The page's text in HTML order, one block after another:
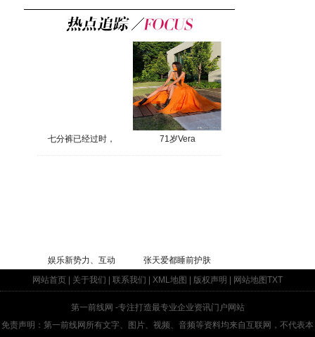
七分裤已经过时， 71岁Vera
娱乐新势力、互动
张天爱都睡前护肤
网站首页
关于我们 联系我们 XML地图 版权声明 网站地图TXT
第一前线网 -专注打造最专业企业资讯门户网站
免责声明：第一前线网所有文字、图片、视频、音频等资料均来自互联网，不代表本